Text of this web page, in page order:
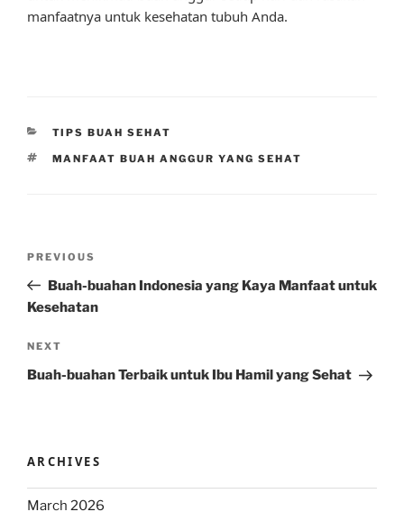
manfaatnya untuk kesehatan tubuh Anda.
CATEGORIES
TIPS BUAH SEHAT
TAGS
MANFAAT BUAH ANGGUR YANG SEHAT
Previous
Post
PREVIOUS
Buah-buahan Indonesia yang Kaya Manfaat untuk
Kesehatan
Next
Post
NEXT
Buah-buahan Terbaik untuk Ibu Hamil yang Sehat
ARCHIVES
March 2026